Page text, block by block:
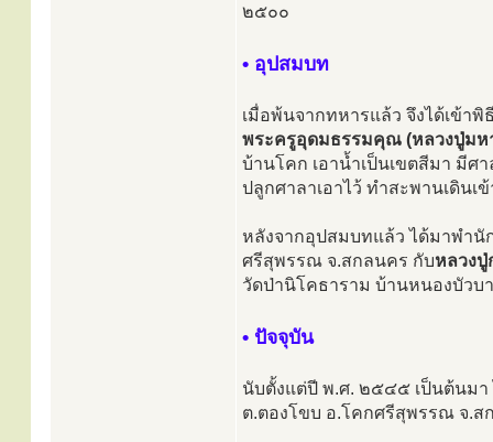
๒๕๐๐
• อุปสมบท
เมื่อพ้นจากทหารแล้ว จึงได้เข้า
พระครูอุดมธรรมคุณ (หลวงปู่มห
บ้านโคก เอาน้ำเป็นเขตสีมา มี
ปลูกศาลาเอาไว้ ทำสะพานเดิน
หลังจากอุปสมบทแล้ว ได้มาพำนั
ศรีสุพรรณ จ.สกลนคร กับหลวง
วัดป่านิโคธาราม บ้านหนองบัว
• ปัจจุบัน
นับตั้งแต่ปี พ.ศ. ๒๕๔๕ เป็นต้นม
ต.ตองโขบ อ.โคกศรีสุพรรณ จ.